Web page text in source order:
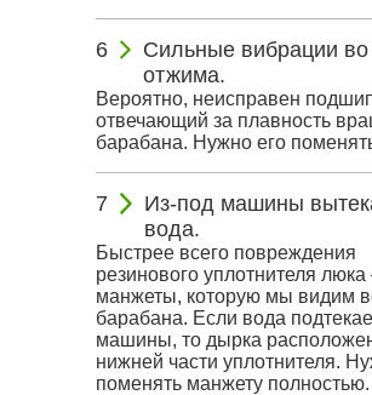
Сильные вибрации
отжима.
Вероятно, неисправен
отвечающий за плавность
барабана. Нужно его
Из-под машины
вода.
Быстрее всего повреждения
резинового уплотнителя люка
манжеты, которую мы видим
барабана. Если вода
машины, то дырка
нижней части уплотнителя.
поменять манжету полностью.